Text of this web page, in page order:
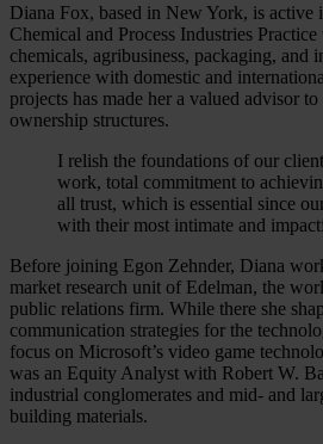
Diana Fox, based in New York, is active
Chemical and Process Industries
chemicals, agribusiness, packaging, and
experience with domestic and
projects has made her a valued advisor
ownership structures.
I relish the foundations of our
work, total commitment to
all trust, which is essential since
with their most intimate and
Before joining Egon Zehnder, Diana
market research unit of Edelman, the
public relations firm. While there she
communication strategies for the
focus on Microsoft’s video game
was an Equity Analyst with Robert W.
industrial conglomerates and mid- and
building materials.